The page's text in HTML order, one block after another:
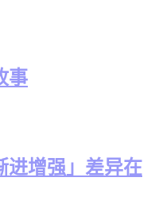
事
进增强」差异在